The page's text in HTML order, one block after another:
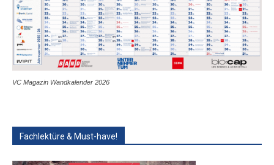
VC Magazin Wandkalender 2026
Fachlektüre & Must-have!